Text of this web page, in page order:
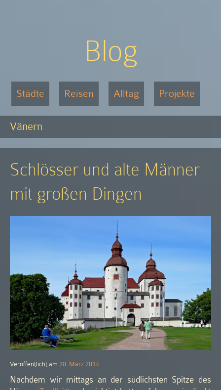
Blog
Städte Reisen Alltag Projekte
Vänern
Schlösser und alte Männer
mit großen Dingen
Veröffentlicht am 20. März 2014
Nachdem wir mittags an der südlichsten Spitze des